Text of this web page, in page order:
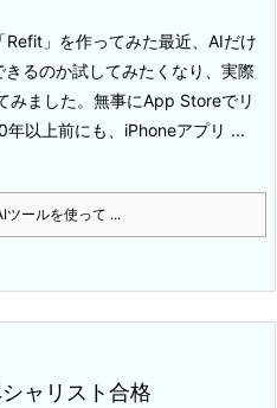
Refit」を作ってみた最近、AIだけ
るのか試してみたくなり、実際
みました。無事にApp Storeでリ
年以上前にも、iPhoneアプリ ...
ールを使って ...
ャリスト合格